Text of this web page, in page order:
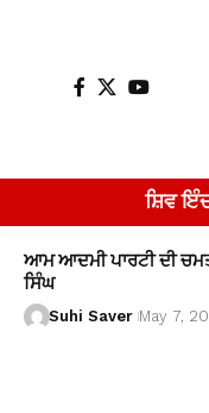
ਸ਼ਿਵ
ਆਮ ਆਦਮੀ ਪਾਰਟੀ ਦੀ
ਸਿੰਘ
Suhi Saver May 7,